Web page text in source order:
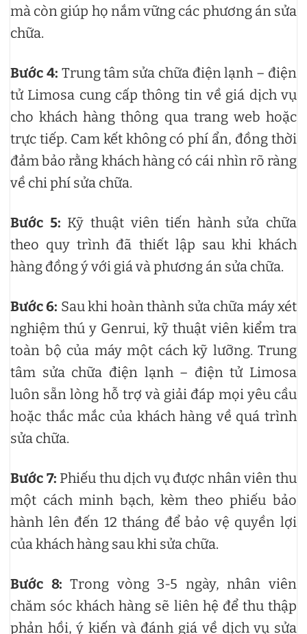
mà còn giúp họ nắm vững các phương án sửa
chữa.
Bước 4: Trung tâm sửa chữa điện lạnh – điện
tử Limosa cung cấp thông tin về giá dịch vụ
cho khách hàng thông qua trang web hoặc
trực tiếp. Cam kết không có phí ẩn, đồng thời
đảm bảo rằng khách hàng có cái nhìn rõ ràng
về chi phí sửa chữa.
Bước 5: Kỹ thuật viên tiến hành sửa chữa
theo quy trình đã thiết lập sau khi khách
hàng đồng ý với giá và phương án sửa chữa.
Bước 6: Sau khi hoàn thành sửa chữa máy xét
nghiệm thú y Genrui, kỹ thuật viên kiểm tra
toàn bộ của máy một cách kỹ lưỡng. Trung
tâm sửa chữa điện lạnh – điện tử Limosa
luôn sẵn lòng hỗ trợ và giải đáp mọi yêu cầu
hoặc thắc mắc của khách hàng về quá trình
sửa chữa.
Bước 7: Phiếu thu dịch vụ được nhân viên thu
một cách minh bạch, kèm theo phiếu bảo
hành lên đến 12 tháng để bảo vệ quyền lợi
của khách hàng sau khi sửa chữa.
Bước 8: Trong vòng 3-5 ngày, nhân viên
chăm sóc khách hàng sẽ liên hệ để thu thập
phản hồi, ý kiến và đánh giá về dịch vụ sửa